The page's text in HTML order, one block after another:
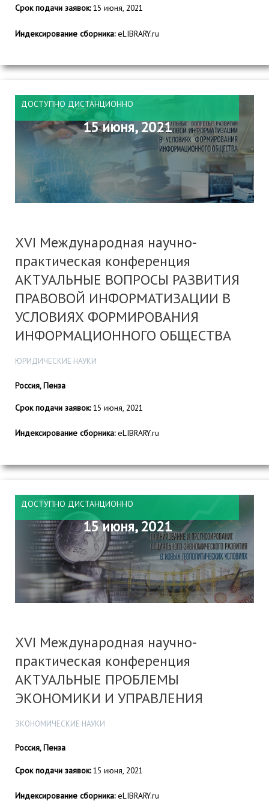
Срок подачи заявок:15 июня, 2021
Индексирование сборника:eLIBRARY.ru
ДОСТУПНО ДИСТАНЦИОННО
15 июня, 2021
XVI Международная научно-
практическая конференция
АКТУАЛЬНЫЕ ВОПРОСЫ РАЗВИТИЯ
ПРАВОВОЙ ИНФОРМАТИЗАЦИИ В
УСЛОВИЯХ ФОРМИРОВАНИЯ
ИНФОРМАЦИОННОГО ОБЩЕСТВА
ЮРИДИЧЕСКИЕ НАУКИ
Россия, Пенза
Срок подачи заявок:15 июня, 2021
Индексирование сборника:eLIBRARY.ru
ДОСТУПНО ДИСТАНЦИОННО
15 июня, 2021
XVI Международная научно-
практическая конференция
АКТУАЛЬНЫЕ ПРОБЛЕМЫ
ЭКОНОМИКИ И УПРАВЛЕНИЯ
ЭКОНОМИЧЕСКИЕ НАУКИ
Россия, Пенза
Срок подачи заявок:15 июня, 2021
Индексирование сборника:eLIBRARY.ru